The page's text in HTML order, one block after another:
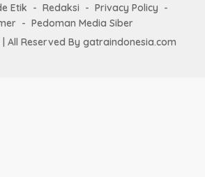
Etik Redaksi
Privacy Policy
Pedoman Media Siber
All Reserved By gatraindonesia.com